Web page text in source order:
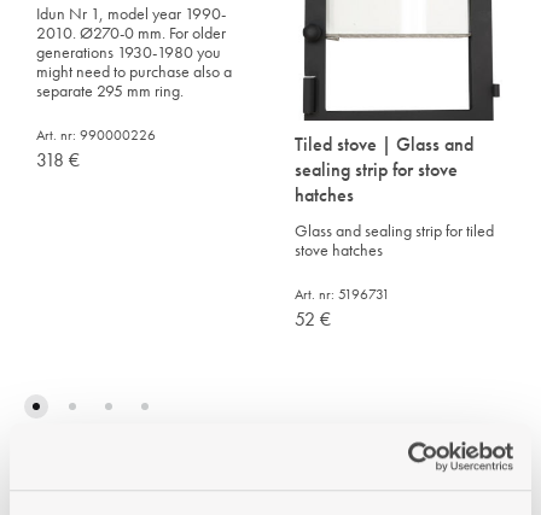
Idun Nr 1, model year 1990-
2010. Ø270-0 mm. For older
generations 1930-1980 you
might need to purchase also a
separate 295 mm ring.
Art. nr: 990000226
318 €
Tiled stove | Glass and
sealing strip for stove
hatches
Glass and sealing strip for tiled
stove hatches
Art. nr: 5196731
52 €